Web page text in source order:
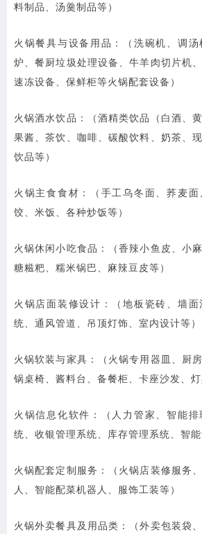
料制品、汤羹制品等）
火锅餐具与设备用品：（洗碗机、调
炉、餐厨垃圾处理设备、牛羊肉切片机
速冻设备、保鲜柜等火锅配套设备）
火锅酒水饮品：（酒精类饮品（白酒、
果酱、茶饮、咖啡、碳酸饮料、奶茶、
饮品等）
火锅主食食材：（手工乌冬面、荞麦
饺、米饭、各种炒饭等）
火锅休闲小吃食品：（香辣小鱼皮、小
糖糍粑、糯米锅巴、麻辣豆皮等）
火锅店面装修设计：（地板瓷砖、墙
统、通风管道、吊顶灯饰、室内设计等）
火锅软装与家具：（火锅专用器皿、厨
锅桌椅、酱料台、备餐柜、卡座沙发、灯
火锅信息化软件：（人力管家、智能
统、收银管理系统、库存管理系统、智能
火锅配套定制服务：（火锅店装修服务
人、智能配菜机器人、服饰工装等）
火锅外卖餐具及用品类：（外卖包装袋